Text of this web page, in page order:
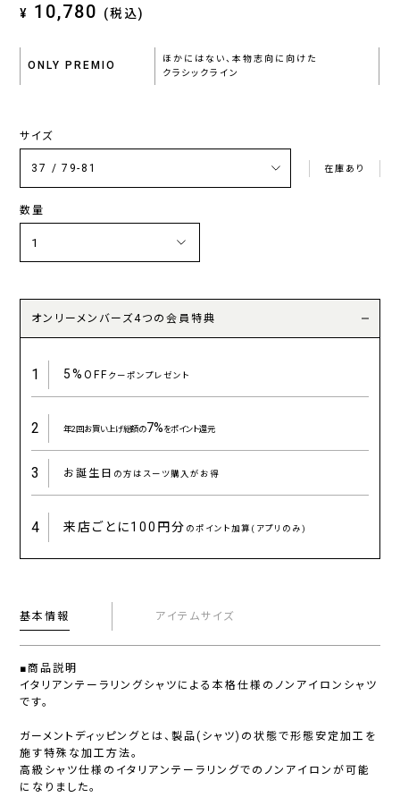
¥ 10,780 (税込)
ONLY PREMIO
ほかにはない、本物志向に向けた
クラシックライン
サイズ
在庫あり
数量
オンリーメンバーズ4つの会員特典
1 5%OFFクーポンプレゼント
2 年2回お買い上げ総額の7%をポイント還元
3 お誕生日 の方はスーツ購入がお得
4 来店ごとに100円分 のポイント加算(アプリのみ)
基本情報 アイテムサイズ
■商品説明
イタリアンテーラリングシャツによる本格仕様のノンアイロンシャツ
です。
ガーメントディッピングとは、製品(シャツ)の状態で形態安定加工を
施す特殊な加工方法。
高級シャツ仕様のイタリアンテーラリングでのノンアイロンが可能
になりました。